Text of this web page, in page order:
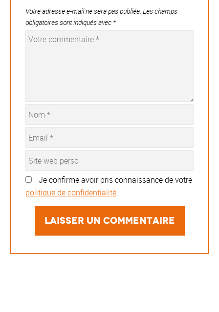
Votre adresse e-mail ne sera pas publiée. Les champs
obligatoires sont indiqués avec *
Je confirme avoir pris connaissance de votre
politique de confidentialité.